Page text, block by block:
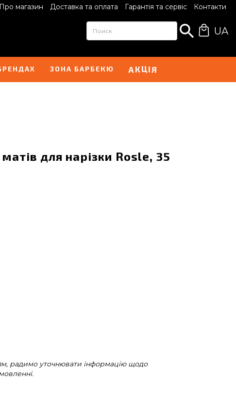
Про магазин Доставка та оплата Гарантія та сервіс Контакти
UA
ЗОНА БАРБЕКЮ АКЦІЯ
для нарізки Rosle, 35
радимо уточнювати інформацію щодо